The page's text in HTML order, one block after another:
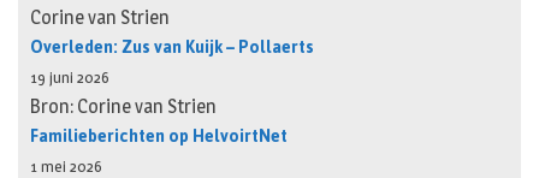
Corine van Strien
Overleden: Zus van Kuijk – Pollaerts
19 juni 2026
Bron: Corine van Strien
Familieberichten op HelvoirtNet
1 mei 2026